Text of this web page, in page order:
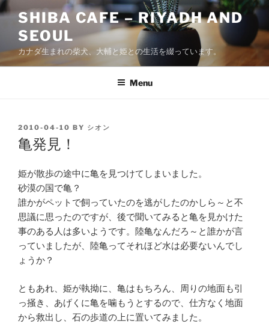
Skip
content
SHIBA CAFE – RIYADH AND
SEOUL
カナダ生まれの柴犬、大輔と姫との生活を綴っています。
Menu
POSTED
ON
2010-04-10 BY シオン
亀発見！
姫が散歩の途中に亀を見つけてしまいました。
砂漠の国で亀？
誰かがペットで飼っていたのを逃がしたのかしら～と不
思議に思ったのですが、後で聞いてみると亀を見かけた
事のある人は多いようです。陸亀なんだろ～と誰かが言
っていましたが、陸亀ってそれほど水は必要ないんでし
ょうか？
ともあれ、姫が執拗に、亀はもちろん、周りの地面も引
っ掻き、あげくに亀を噛もうとするので、仕方なく地面
から救出し、石の歩道の上に置いてみました。